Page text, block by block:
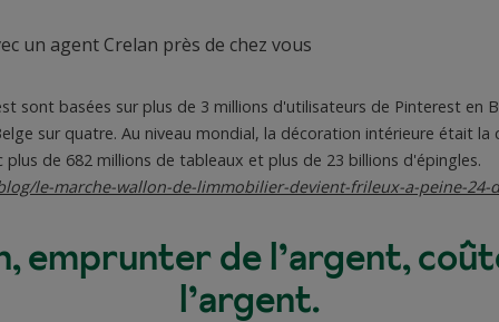
un agent Crelan près de chez vous
sont basées sur plus de 3 millions d'utilisateurs de Pinterest en
sur quatre. Au niveau mondial, la décoration intérieure était la
plus de 682 millions de tableaux et plus de 23 billions d'épingles.
le-marche-wallon-de-limmobilier-devient-frileux-a-peine-24-
emprunter de l’argent,
l’argent.